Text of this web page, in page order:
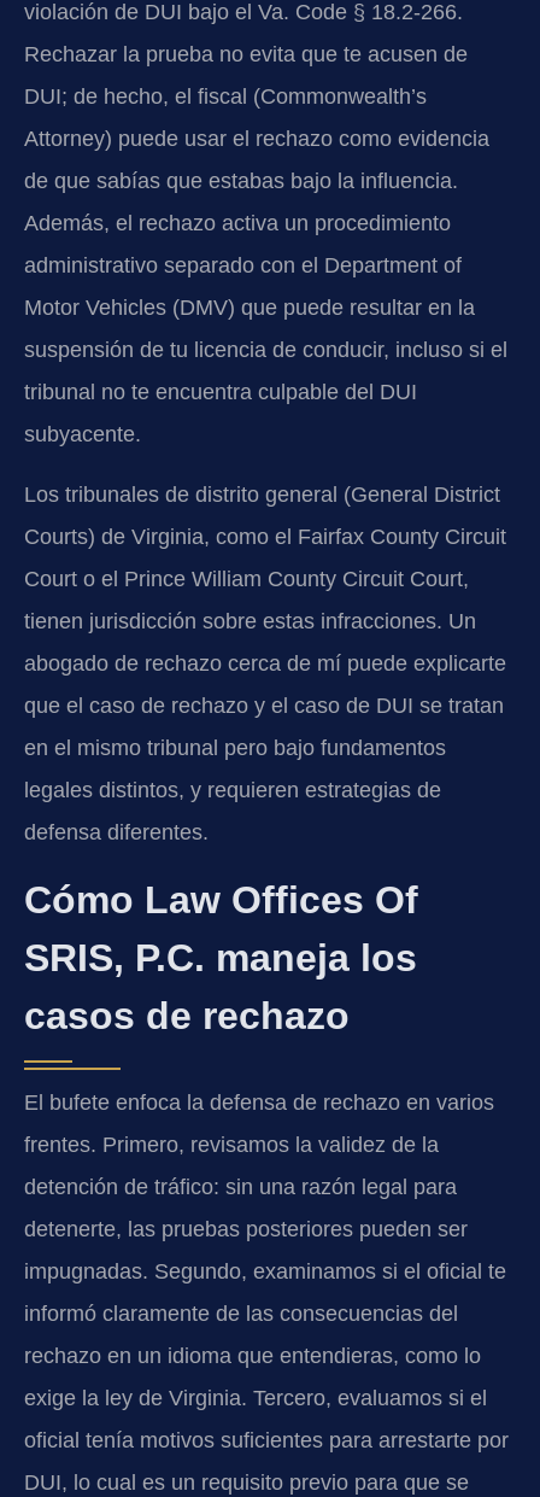
violación de DUI bajo el Va. Code § 18.2-266.
Rechazar la prueba no evita que te acusen de
DUI; de hecho, el fiscal (Commonwealth’s
Attorney) puede usar el rechazo como evidencia
de que sabías que estabas bajo la influencia.
Además, el rechazo activa un procedimiento
administrativo separado con el Department of
Motor Vehicles (DMV) que puede resultar en la
suspensión de tu licencia de conducir, incluso si el
tribunal no te encuentra culpable del DUI
subyacente.
Los tribunales de distrito general (General District
Courts) de Virginia, como el Fairfax County Circuit
Court o el Prince William County Circuit Court,
tienen jurisdicción sobre estas infracciones. Un
abogado de rechazo cerca de mí puede explicarte
que el caso de rechazo y el caso de DUI se tratan
en el mismo tribunal pero bajo fundamentos
legales distintos, y requieren estrategias de
defensa diferentes.
Cómo Law Offices Of
SRIS, P.C. maneja los
casos de rechazo
El bufete enfoca la defensa de rechazo en varios
frentes. Primero, revisamos la validez de la
detención de tráfico: sin una razón legal para
detenerte, las pruebas posteriores pueden ser
impugnadas. Segundo, examinamos si el oficial te
informó claramente de las consecuencias del
rechazo en un idioma que entendieras, como lo
exige la ley de Virginia. Tercero, evaluamos si el
oficial tenía motivos suficientes para arrestarte por
DUI, lo cual es un requisito previo para que se